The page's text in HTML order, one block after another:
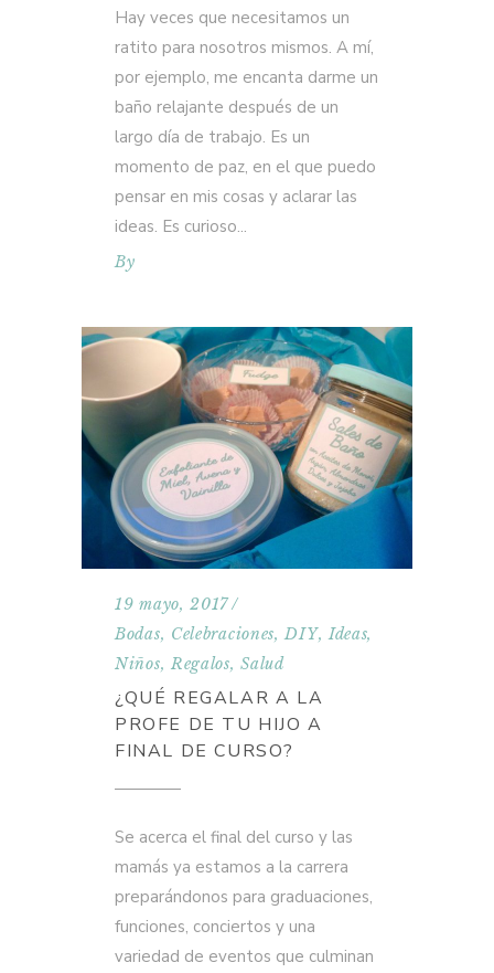
Hay veces que necesitamos un
ratito para nosotros mismos. A mí,
por ejemplo, me encanta darme un
baño relajante después de un
largo día de trabajo. Es un
momento de paz, en el que puedo
pensar en mis cosas y aclarar las
ideas. Es curioso
By
19 mayo, 2017
Bodas, Celebraciones,DIY,Ideas,
Niños, Regalos,Salud
¿QUÉ REGALAR A LA
PROFE DE TU HIJO A
FINAL DE CURSO?
Se acerca el final del curso y las
mamás ya estamos a la carrera
preparándonos para graduaciones,
funciones, conciertos y una
variedad de eventos que culminan